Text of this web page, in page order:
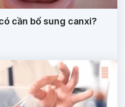
cần bổ sung canxi?